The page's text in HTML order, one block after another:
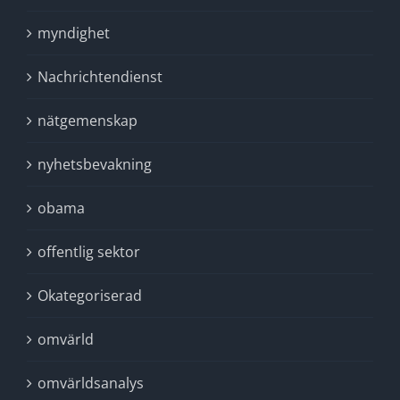
myndighet
Nachrichtendienst
nätgemenskap
nyhetsbevakning
obama
offentlig sektor
Okategoriserad
omvärld
omvärldsanalys